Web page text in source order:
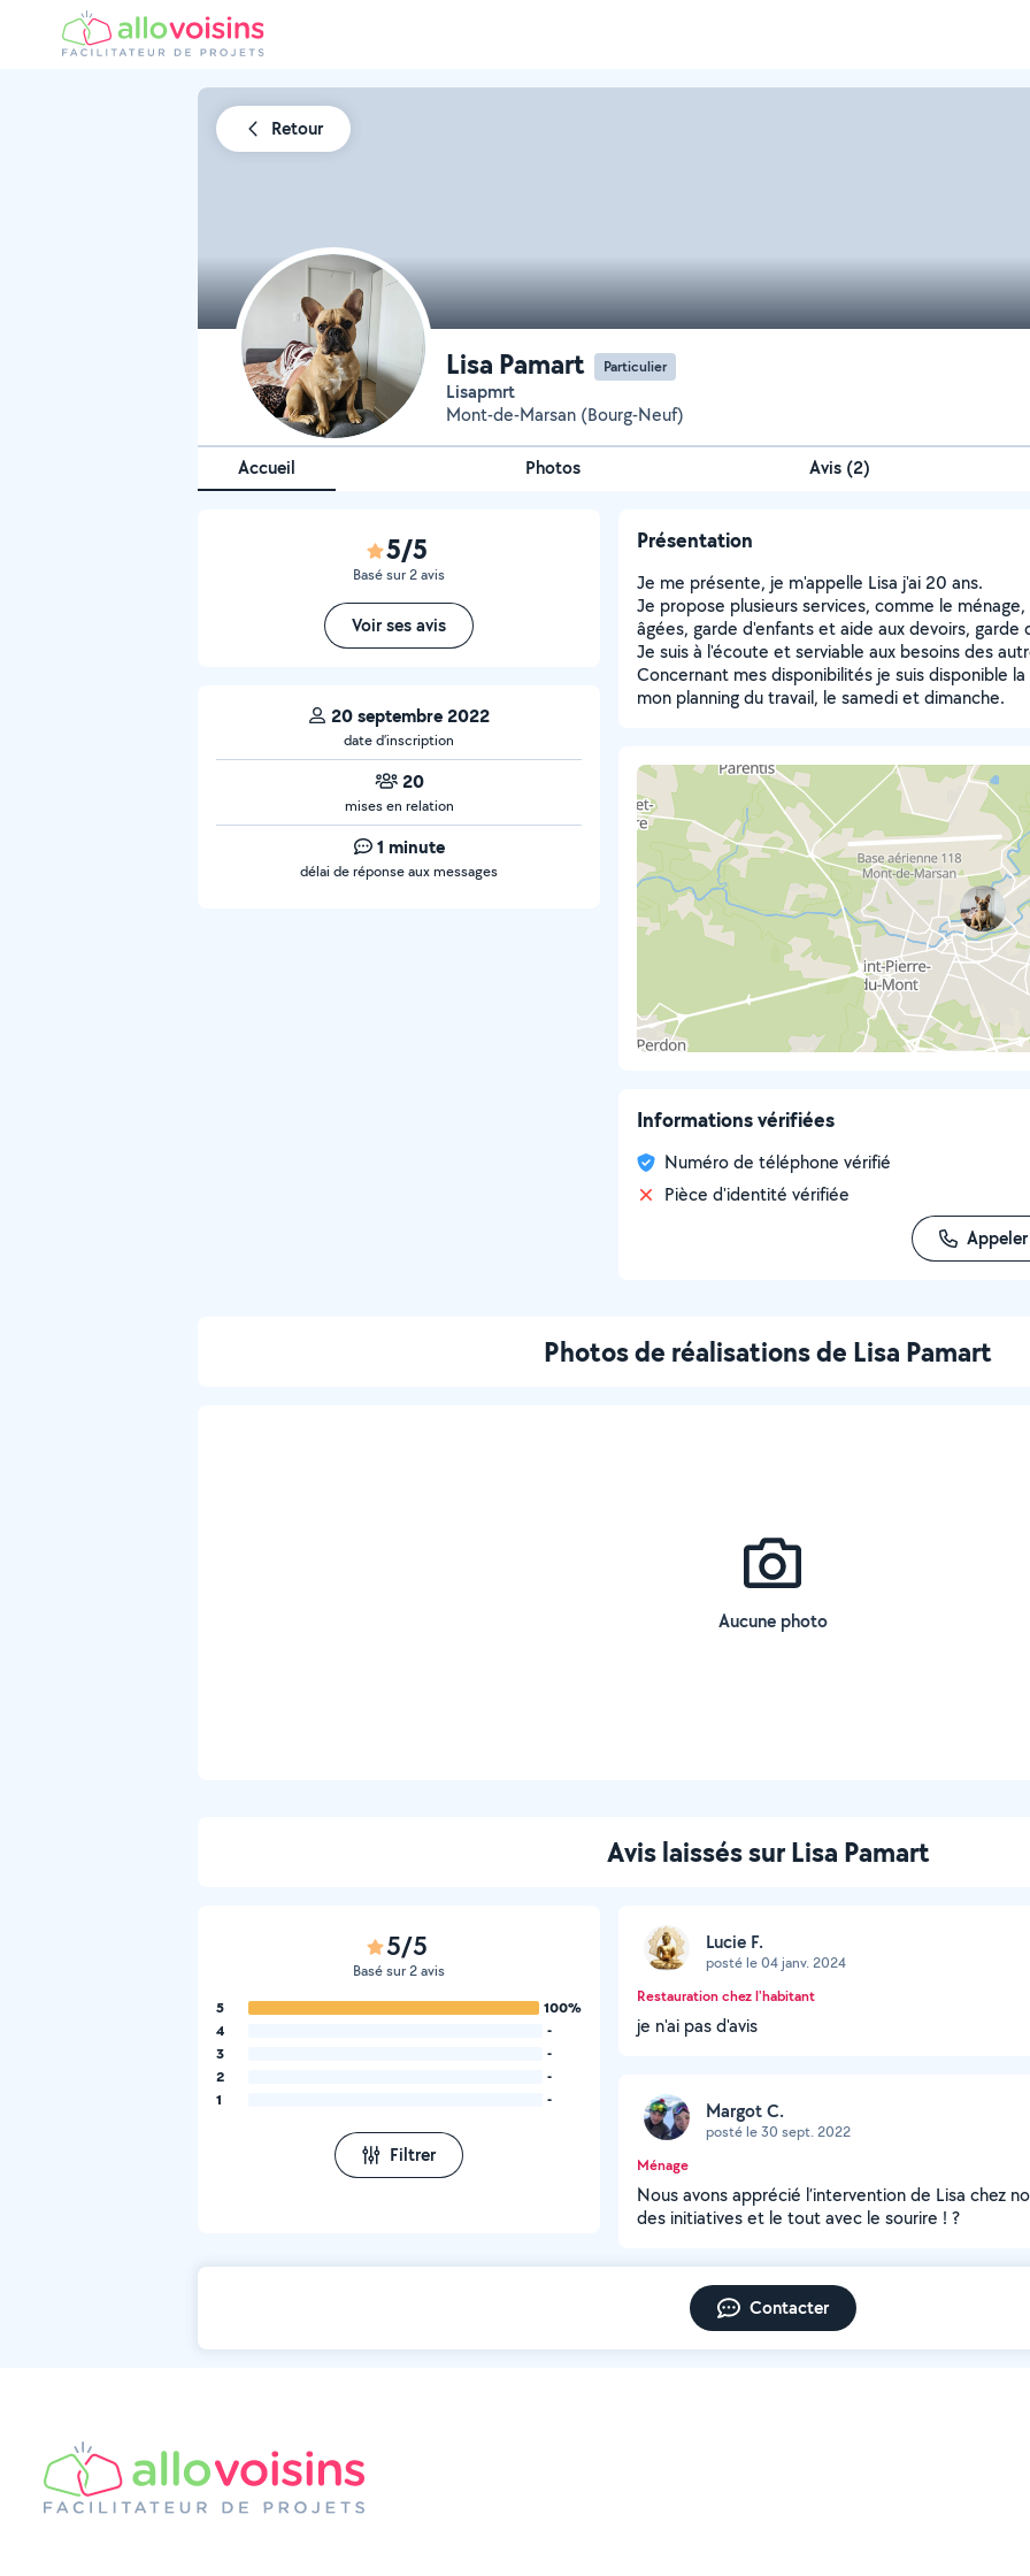
Retour
Lisa Pamart Particulier
Lisapmrt
Mont-de-Marsan (Bourg-Neuf)
Accueil Photos Avis (2)
5/5
Basé sur 2 avis
Voir ses avis
20 septembre 2022
date d’inscription
20
mises en relation
1 minute
délai de réponse aux messages
Présentation
Je me présente, je m'appelle Lisa j'ai 20 ans.
Je propose plusieurs services, comme le
âgées, garde d'enfants et aide aux devoirs, garde
Je suis à l'écoute et serviable aux besoins des
Concernant mes disponibilités je suis disponible
mon planning du travail, le samedi et dimanche.
Informations vérifiées
Numéro de téléphone vérifié
Pièce d'identité vérifiée
Appeler
Photos de réalisations de Lisa Pamart
Aucune photo
Avis laissés sur Lisa Pamart
5/5
Basé sur 2 avis
5
100%
4
-
3
-
2
-
1
-
Filtrer
Lucie F.
posté le 04 janv. 2024
Restauration chez l'habitant
je n'ai pas d'avis
Margot C.
posté le 30 sept. 2022
Ménage
Nous avons apprécié l’intervention de Lisa chez
des initiatives et le tout avec le sourire ! ?
Contacter